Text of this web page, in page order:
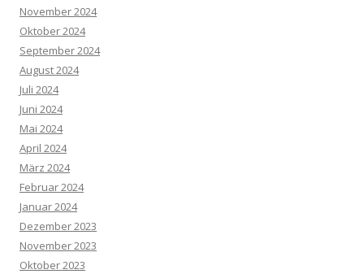
November 2024
Oktober 2024
September 2024
August 2024
Juli 2024
Juni 2024
Mai 2024
April 2024
März 2024
Februar 2024
Januar 2024
Dezember 2023
November 2023
Oktober 2023